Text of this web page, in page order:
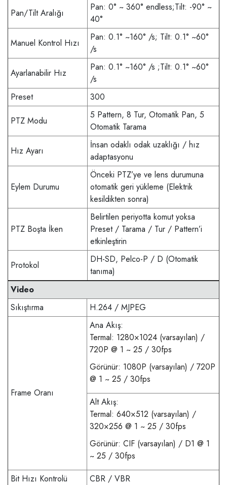
Pan/Tilt Aralığı
Pan: 0° ~ 360° endless;Tilt: -90° ~
40°
Manuel Kontrol Hızı
Pan: 0.1° ~160° /s; Tilt: 0.1° ~60°
/s
Ayarlanabilir Hız
Pan: 0.1° ~160° /s ;Tilt: 0.1° ~60°
/s
Preset
300
PTZ Modu
5 Pattern, 8 Tur, Otomatik Pan, 5
Otomatik Tarama
Hız Ayarı
İnsan odaklı odak uzaklığı / hız
adaptasyonu
Eylem Durumu
Önceki PTZ’ye ve lens durumuna
otomatik geri yükleme (Elektrik
kesildikten sonra)
PTZ Boşta İken
Belirtilen periyotta komut yoksa
Preset / Tarama / Tur / Pattern’i
etkinleştirin
Protokol
DH-SD, Pelco-P / D (Otomatik
tanıma)
Video
Sıkıştırma
H.264 / MJPEG
Frame Oranı
Ana Akış:
Termal: 1280×1024 (varsayılan) /
720P @ 1 ~ 25 / 30fps
Görünür: 1080P (varsayılan) / 720P
@ 1 ~ 25 / 30fps
Alt Akış:
Termal: 640×512 (varsayılan) /
320×256 @ 1 ~ 25 / 30fps
Görünür: CIF (varsayılan) / D1 @ 1
~ 25 / 30fps
Bit Hızı Kontrolü
CBR / VBR